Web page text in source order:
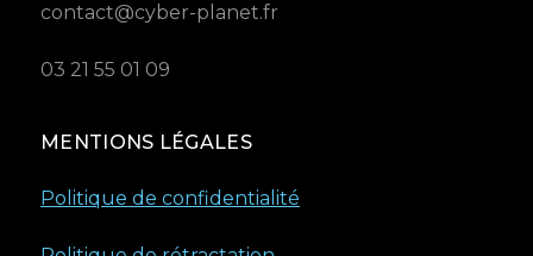
contact@cyber-planet.fr
03 21 55 01 09
MENTIONS LÉGALES
Politique de confidentialité